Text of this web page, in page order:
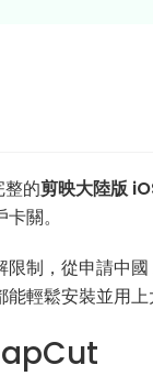
整的剪映大陸版
關。
制，從申請中
輕鬆安裝並用